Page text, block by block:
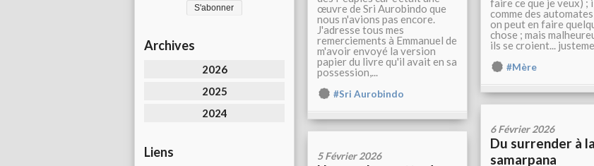
Archives
2026
2025
2024
Liens
œuvre de Sri Aurobindo que
nous n'avions pas encore.
J'adresse tous mes
remerciements à Emmanuel de
m'avoir envoyé la version
papier du livre qu'il avait en sa
possession,...
#Sri Aurobindo
faire ce que je veux) ;
comme des
on peut en faire
chose ; mais
ils se croient...
#Mère
6 Février 2026
Du surrender à la
samarpana
5 Février 2026